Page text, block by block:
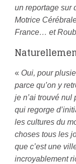
un reportage sur
Motrice
France… et
« Oui, pour
parce qu’on y
je n’ai trouvé nul
qui regorge
les cultures du
choses tous les
que c’est une
incroyablement